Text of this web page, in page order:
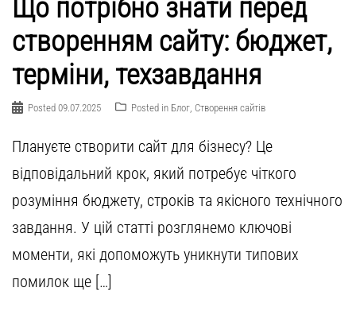
Що потрібно знати перед
створенням сайту: бюджет,
терміни, техзавдання
Posted 09.07.2025 Posted in Блог Створення сайтів
Плануєте створити сайт для бізнесу? Це
відповідальний крок, який потребує чіткого
розуміння бюджету, строків та якісного технічного
завдання. У цій статті розглянемо ключові
моменти, які допоможуть уникнути типових
помилок ще […]